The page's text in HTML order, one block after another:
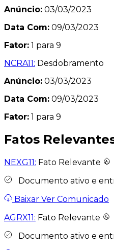
Anúncio: 03/03/2023
Data Com: 09/03/2023
Fator: 1 para 9
NCRA11: Desdobramento
Anúncio: 03/03/2023
Data Com: 09/03/2023
Fator: 1 para 9
Fatos
NEXG11: Fato Relevante
Documento ativo e
Baixar Ver Comunicado
AGRX11: Fato Relevante
Documento ativo e